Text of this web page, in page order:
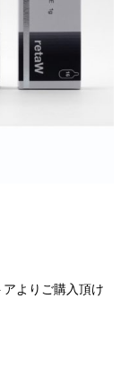
よりご購入頂け